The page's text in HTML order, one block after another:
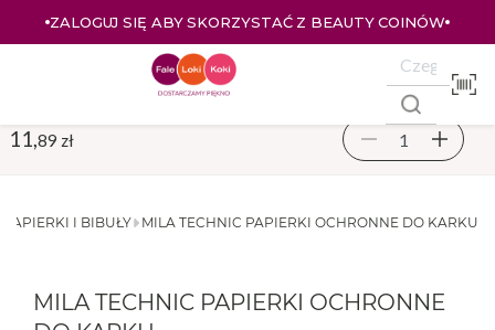
ZALOGUJ SIĘ ABY SKORZYSTAĆ Z BEAUTY COINÓW
MILA TECHNIC PAPIERKI OCHRONNE DO KARKU
PAPIERKI I BIBUŁY
MILA TECHNIC PAPIERKI OCHRONNE
11, 89 zł